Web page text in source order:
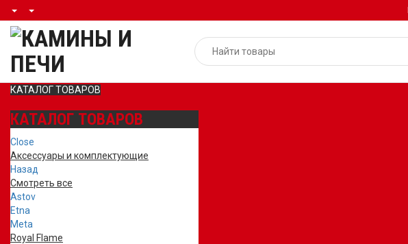
КАТАЛОГ ТОВАРОВ
КАТАЛОГ ТОВАРОВ
Close
Аксессуары и комплектующие
Назад
Смотреть все
Astov
Etna
Meta
Royal Flame